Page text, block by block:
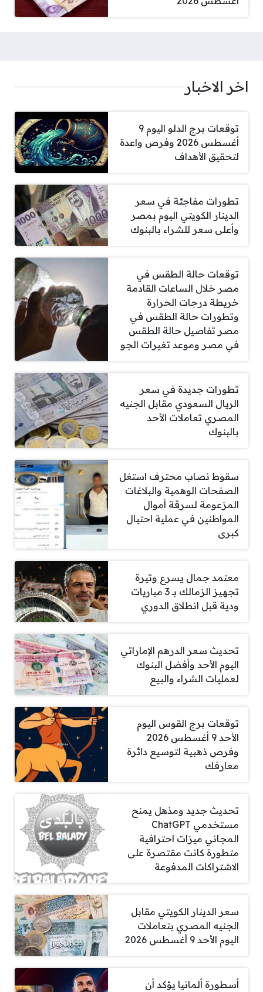
اخر الاخبار
توقعات برج الدلو اليوم 9
أغسطس 2026 وفرص واعدة
لتحقيق الأهداف
تطورات مفاجئة في سعر
الدينار الكويتي اليوم بمصر
وأعلى سعر للشراء بالبنوك
توقعات حالة الطقس في
مصر خلال الساعات القادمة
خريطة درجات الحرارة
وتطورات حالة الطقس في
مصر تفاصيل حالة الطقس
في مصر وموعد تغيرات الجو
تطورات جديدة في سعر
الريال السعودي مقابل الجنيه
المصري تعاملات الأحد
بالبنوك
سقوط نصاب محترف استغل
الصفحات الوهمية والبلاغات
المزعومة لسرقة أموال
المواطنين في عملية احتيال
كبرى
معتمد جمال يسرع وتيرة
تجهيز الزمالك بـ 3 مباريات
ودية قبل انطلاق الدوري
تحديث سعر الدرهم الإماراتي
اليوم الأحد وأفضل البنوك
لعمليات الشراء والبيع
توقعات برج القوس اليوم
الأحد 9 أغسطس 2026
وفرص ذهبية لتوسيع دائرة
معارفك
تحديث جديد ومذهل يمنح
مستخدمي ChatGPT
المجاني ميزات احترافية
متطورة كانت مقتصرة على
الاشتراكات المدفوعة
سعر الدينار الكويتي مقابل
الجنيه المصري بتعاملات
اليوم الأحد 9 أغسطس 2026
أسطورة ألمانيا يؤكد أن